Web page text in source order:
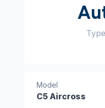
Type
Model
C5 Aircross